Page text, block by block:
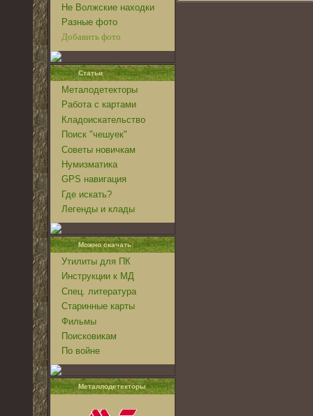
Не Волжские находки
Разные фото
Добавить фото
Статьи
Металодетекторы
Работа с картами
Кладоискательство
Поиск "чешуек"
Советы новичкам
Нумизматика
GPS навигация
Где искать?
Легенды и клады
Можно скачать:
Утилиты для ПК
Инструкции к МД
Спец. литература
Старинные карты
Фильмы
Поисковикам
По войне
Металлодетекторы